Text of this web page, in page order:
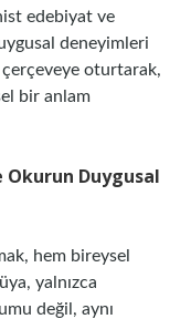
edebiyat ve
deneyimleri
oturtarak,
bir anlam
Okurun Duygusal
hem bireysel
yalnızca
değil, aynı